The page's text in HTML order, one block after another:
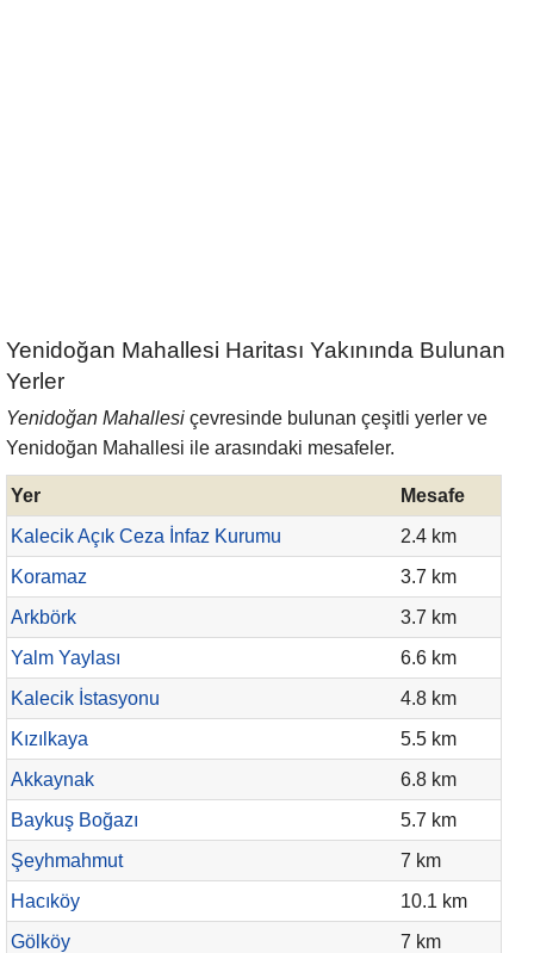
Yenidoğan Mahallesi Haritası Yakınında Bulunan
Yerler
Yenidoğan Mahallesi çevresinde bulunan çeşitli yerler ve
Yenidoğan Mahallesi ile arasındaki mesafeler.
Yer
Mesafe
Kalecik Açık Ceza İnfaz Kurumu
2.4 km
Koramaz
3.7 km
Arkbörk
3.7 km
Yalm Yaylası
6.6 km
Kalecik İstasyonu
4.8 km
Kızılkaya
5.5 km
Akkaynak
6.8 km
Baykuş Boğazı
5.7 km
Şeyhmahmut
7 km
Hacıköy
10.1 km
Gölköy
7 km